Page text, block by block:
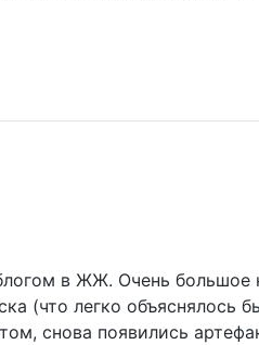
в ЖЖ. Очень большое
(что легко объяснялось
снова появились